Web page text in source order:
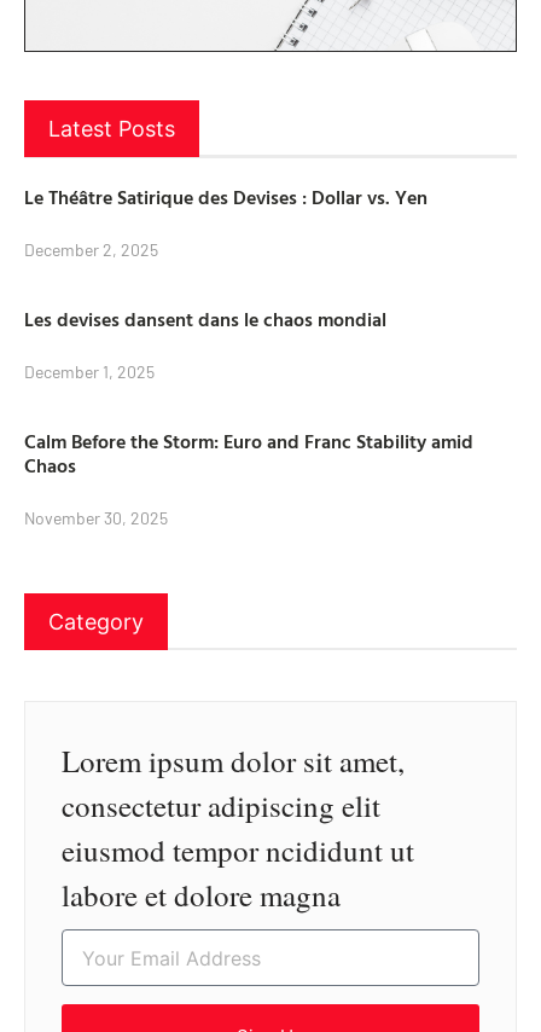
Latest Posts
Le Théâtre Satirique des Devises : Dollar vs. Yen
December 2, 2025
Les devises dansent dans le chaos mondial
December 1, 2025
Calm Before the Storm: Euro and Franc Stability amid
Chaos
November 30, 2025
Category
Lorem ipsum dolor sit amet,
consectetur adipiscing elit
eiusmod tempor ncididunt ut
labore et dolore magna